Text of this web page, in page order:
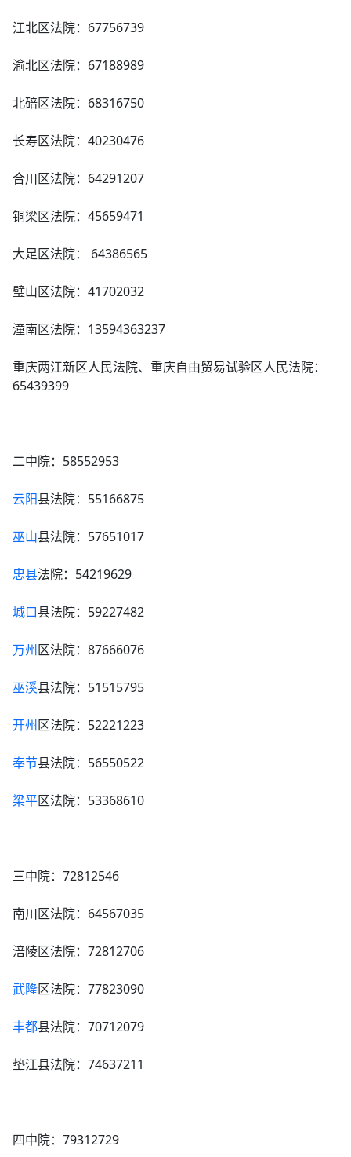
江北区法院：67756739
渝北区法院：67188989
北碚区法院：68316750
长寿区法院：40230476
合川区法院：64291207
铜梁区法院：45659471
大足区法院： 64386565
璧山区法院：41702032
潼南区法院：13594363237
重庆两江新区人民法院、重庆自由贸易试验区人民法院：
65439399
二中院：58552953
云阳县法院：55166875
巫山县法院：57651017
忠县法院：54219629
城口县法院：59227482
万州区法院：87666076
巫溪县法院：51515795
开州区法院：52221223
奉节县法院：56550522
梁平区法院：53368610
三中院：72812546
南川区法院：64567035
涪陵区法院：72812706
武隆区法院：77823090
丰都县法院：70712079
垫江县法院：74637211
四中院：79312729